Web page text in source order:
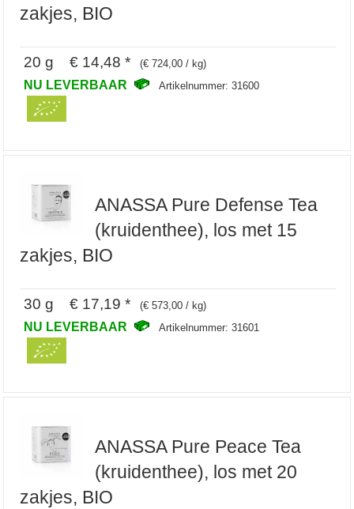
zakjes, BIO
20 g € 14,48 * (€ 724,00 / kg)
NU LEVERBAAR Artikelnummer: 31600
ANASSA Pure Defense Tea
(kruidenthee), los met 15
zakjes, BIO
30 g € 17,19 * (€ 573,00 / kg)
NU LEVERBAAR Artikelnummer: 31601
ANASSA Pure Peace Tea
(kruidenthee), los met 20
zakjes, BIO